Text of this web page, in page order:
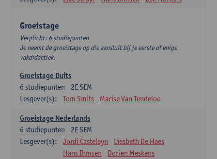
Groeistage
Verplicht: 6 studiepunten
Je neemt de groeistage op die aansluit bij je eerste of enige
vakdidactiek.
Groeistage Duits
2E SEM
6 studiepunten
Lesgever(s):
Tom Smits Marise Van Tendeloo
Groeistage Nederlands
2E SEM
6 studiepunten
Lesgever(s):
Jordi Casteleyn
Liesbeth De Haes
Hans Ihmsen
Dorien Meskens